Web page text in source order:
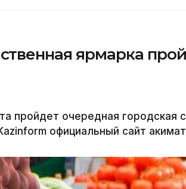
ярмарка
пройдет очередная городская
официальный сайт